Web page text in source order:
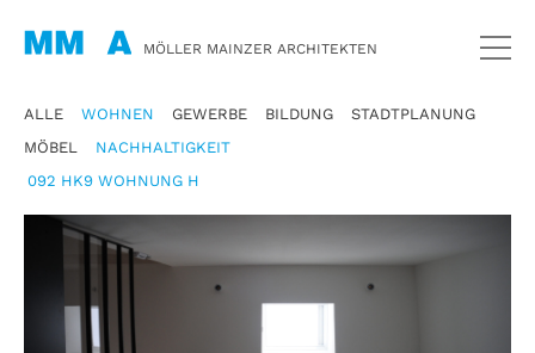
MÖLLER MAINZER ARCHITEKTEN
ALLE WOHNEN GEWERBE BILDUNG
STADTPLANUNG
MÖBEL
NACHHALTIGKEIT
092 HK9 WOHNUNG H